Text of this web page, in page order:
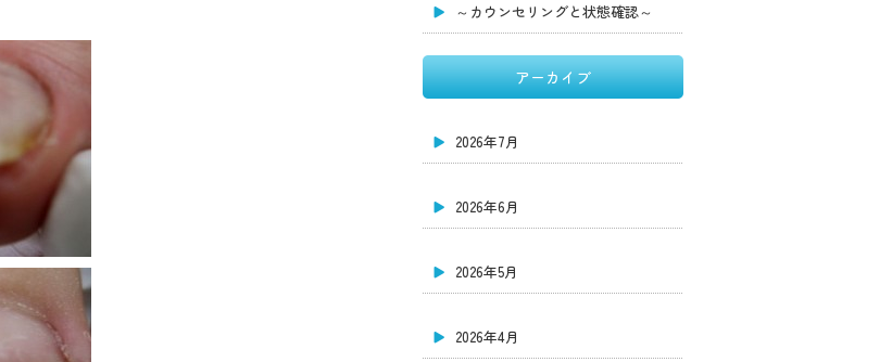
～カウンセリングと状態確認～
アーカイブ
2026年7月
2026年6月
2026年5月
2026年4月